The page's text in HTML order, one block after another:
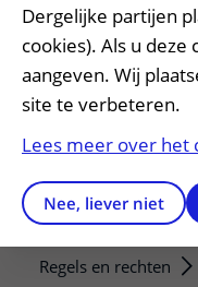
Regels en rechten
Dergelijke partijen
cookies). Als u
aangeven. Wij
site te verbeteren.
Lees meer over het
Nee, liever niet